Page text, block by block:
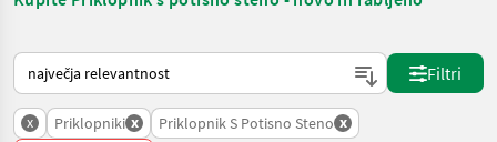
Tako je razvrščeno na Landwirt.com
Filtri
x Priklopniki x Priklopnik S Potisno Steno x